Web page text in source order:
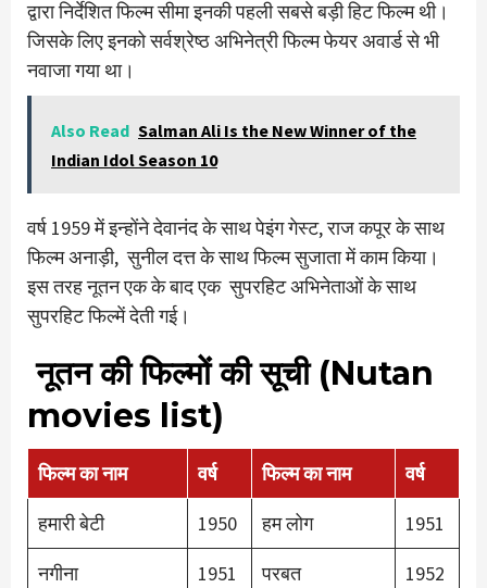
द्वारा निर्देशित फिल्म सीमा इनकी पहली सबसे बड़ी हिट फिल्म थी।
जिसके लिए इनको सर्वश्रेष्ठ अभिनेत्री फिल्म फेयर अवार्ड से भी
नवाजा गया था।
Also Read Salman Ali Is the New Winner of the
Indian Idol Season 10
वर्ष 1959 में इन्होंने देवानंद के साथ पेइंग गेस्ट, राज कपूर के साथ
फिल्म अनाड़ी, सुनील दत्त के साथ फिल्म सुजाता में काम किया।
इस तरह नूतन एक के बाद एक सुपरहिट अभिनेताओं के साथ
सुपरहिट फिल्में देती गई।
नूतन की फिल्मों की सूची (Nutan
movies list)
फिल्म का नाम वर्ष फिल्म का नाम
वर्ष
हमारी बेटी
1950 हम लोग
1951
नगीना
1951 परबत
1952